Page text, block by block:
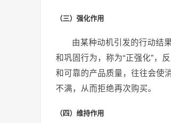
（三）强化作用
由某种动机引发的行动结
和巩固行为，称为“正强化”，
和可靠的产品质量，往往会使
不满，从而拒绝再次购买。
（四）维持作用